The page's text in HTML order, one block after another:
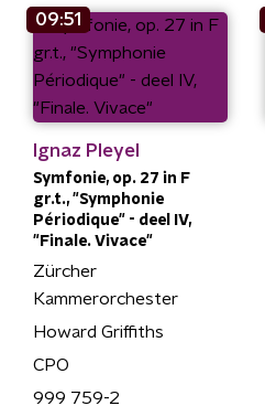
09:51
Ignaz Pleyel
Symfonie, op. 27 in F
gr.t., "Symphonie
Périodique" - deel IV,
"Finale. Vivace"
Zürcher
Kammerorchester
Howard Griffiths
CPO
999 759-2